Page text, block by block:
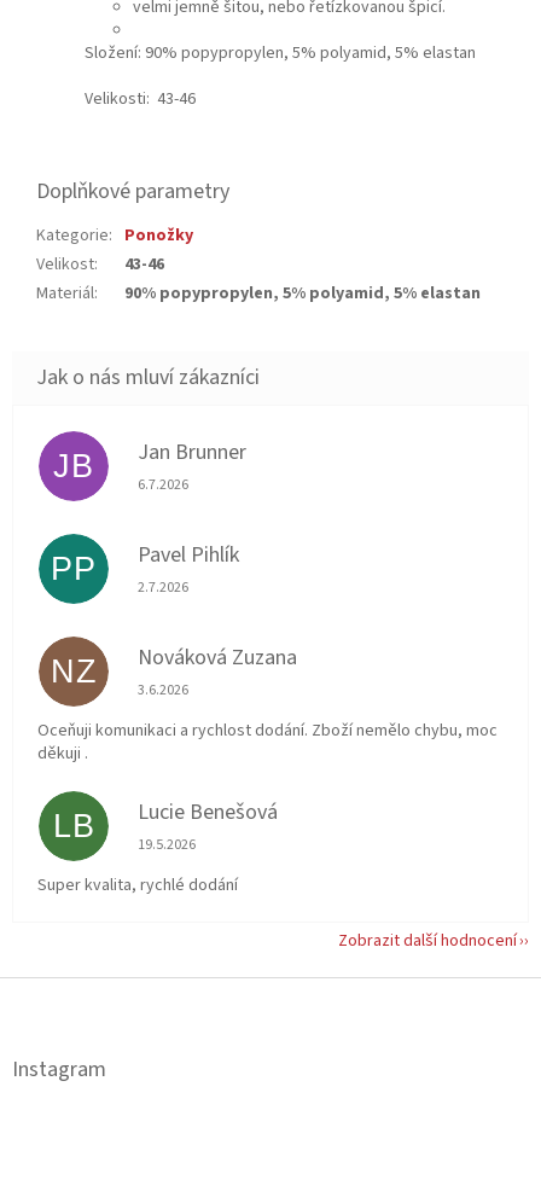
velmi jemně šitou, nebo řetízkovanou špicí.
Složení: 90% popypropylen, 5% polyamid, 5% elastan
Velikosti: 43-46
Doplňkové parametry
Kategorie: Ponožky
Velikost:
43-46
Materiál: 90% popypropylen, 5% polyamid, 5% elastan
JB Jan Brunner
Hodnocení obchodu je 5 z 5 hvězdiček.
6.7.2026
PP Pavel Pihlík
Hodnocení obchodu je 5 z 5 hvězdiček.
2.7.2026
NZ Nováková Zuzana
Hodnocení obchodu je 5 z 5 hvězdiček.
3.6.2026
Oceňuji komunikaci a rychlost dodání. Zboží nemělo chybu, moc
děkuji .
LB Lucie Benešová
Hodnocení obchodu je 5 z 5 hvězdiček.
19.5.2026
Super kvalita, rychlé dodání
Zobrazit další hodnocení
Z
Instagram